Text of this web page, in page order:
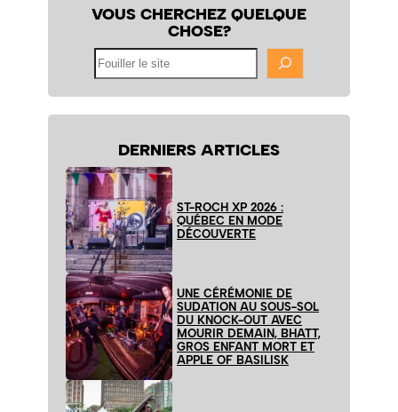
VOUS CHERCHEZ QUELQUE
CHOSE?
DERNIERS ARTICLES
ST-ROCH XP 2026 :
QUÉBEC EN MODE
DÉCOUVERTE
UNE CÉRÉMONIE DE
SUDATION AU SOUS-SOL
DU KNOCK-OUT AVEC
MOURIR DEMAIN, BHATT,
GROS ENFANT MORT ET
APPLE OF BASILISK